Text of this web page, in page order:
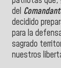
del
decidido
para la
sagrado
nuestros